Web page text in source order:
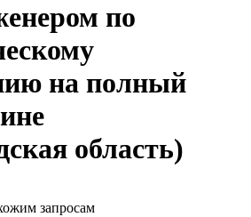
по
на полный
область)
запросам